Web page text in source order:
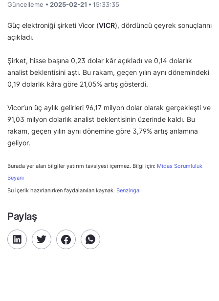
Güncelleme • 2025-02-21 • 15:33:35
Güç elektroniği şirketi Vicor (VICR), dördüncü çeyrek sonuçlarını
açıkladı.
Şirket, hisse başına 0,23 dolar kâr açıkladı ve 0,14 dolarlık
analist beklentisini aştı. Bu rakam, geçen yılın aynı dönemindeki
0,19 dolarlık kâra göre 21,05% artış gösterdi.
Vicor’un üç aylık gelirleri 96,17 milyon dolar olarak gerçekleşti ve
91,03 milyon dolarlık analist beklentisinin üzerinde kaldı. Bu
rakam, geçen yılın aynı dönemine göre 3,79% artış anlamına
geliyor.
Burada yer alan bilgiler yatırım tavsiyesi içermez. Bilgi için: Midas Sorumluluk
Beyanı
Bu içerik hazırlanırken faydalanılan kaynak: Benzinga
Paylaş